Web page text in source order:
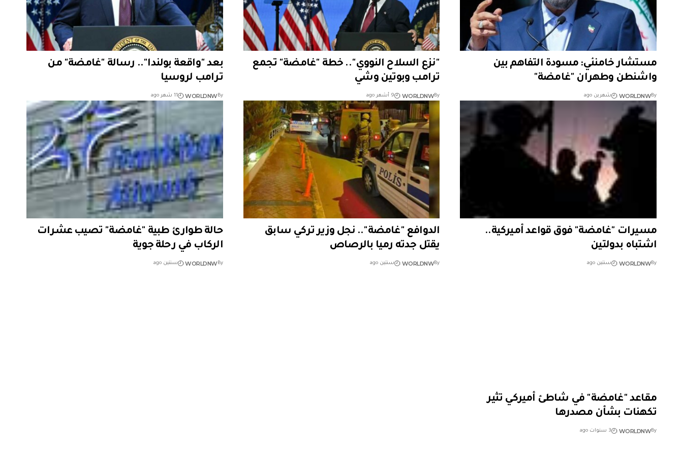
مستشار خامنئي: مسودة التفاهم بين
واشنطن وطهران "غامضة"
By
WORLDNW شهرين ago
"نزع السلاح النووي".. خطة "غامضة" تجمع
ترامب وبوتين وشي
By
WORLDNW 9 أشهر ago
بعد "واقعة بولندا".. رسالة "غامضة" من
ترامب لروسيا
By
WORLDNW 11 شهر ago
مسيرات "غامضة" فوق قواعد أميركية..
اشتباه بدولتين
By
WORLDNW سنتين ago
الدوافع "غامضة".. نجل وزير تركي سابق
يقتل جدته رميا بالرصاص
By
WORLDNW سنتين ago
حالة طوارئ طبية "غامضة" تصيب عشرات
الركاب في رحلة جوية
By
WORLDNW سنتين ago
مقاعد "غامضة" في شاطئ أميركي تثير
تكهنات بشأن مصدرها
By
WORLDNW 3 سنوات ago